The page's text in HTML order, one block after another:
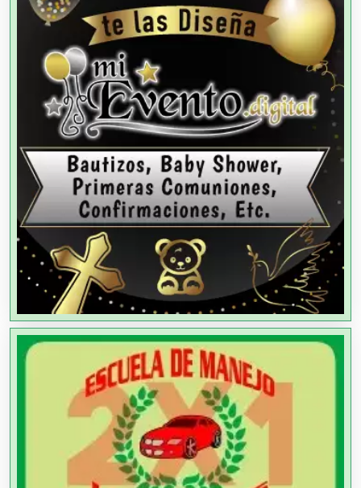
Agua Purificada
Aire Acondicionado
Alarmas
Albercas
Alimentos
Almacenaje
Alquiler de Autos
Alquiler de Equipos para Fiestas